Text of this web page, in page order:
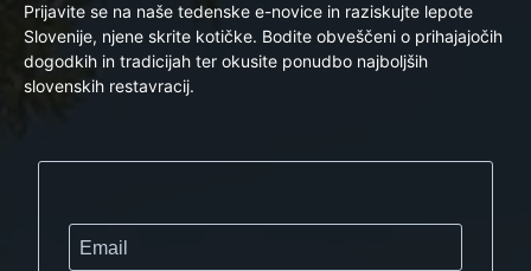
Prijavite se na naše tedenske e-novice in raziskujte lepote
Slovenije, njene skrite kotičke. Bodite obveščeni o prihajajočih
dogodkih in tradicijah ter okusite ponudbo najboljših
slovenskih restavracij.